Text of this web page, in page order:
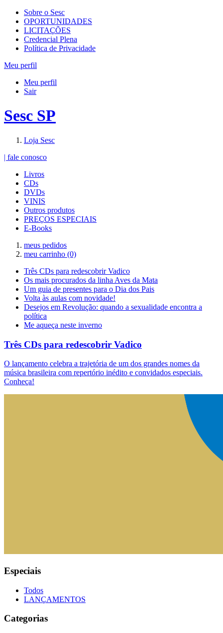
Sobre o Sesc
OPORTUNIDADES
LICITAÇÕES
Credencial Plena
Política de Privacidade
Meu perfil
Meu perfil
Sair
Sesc SP
Loja Sesc
| fale conosco
Livros
CDs
DVDs
VINIS
Outros produtos
PREÇOS ESPECIAIS
E-Books
meus pedidos
meu carrinho (0)
Três CDs para redescobrir Vadico
Os mais procurados da linha Aves da Mata
Um guia de presentes para o Dia dos Pais
Volta às aulas com novidade!
Desejos em Revolução: quando a sexualidade encontra a
política
Me aqueça neste inverno
Três CDs para redescobrir Vadico
O lançamento celebra a trajetória de um dos grandes nomes da
música brasileira com repertório inédito e convidados especiais.
Conheça!
Especiais
Todos
LANÇAMENTOS
Categorias